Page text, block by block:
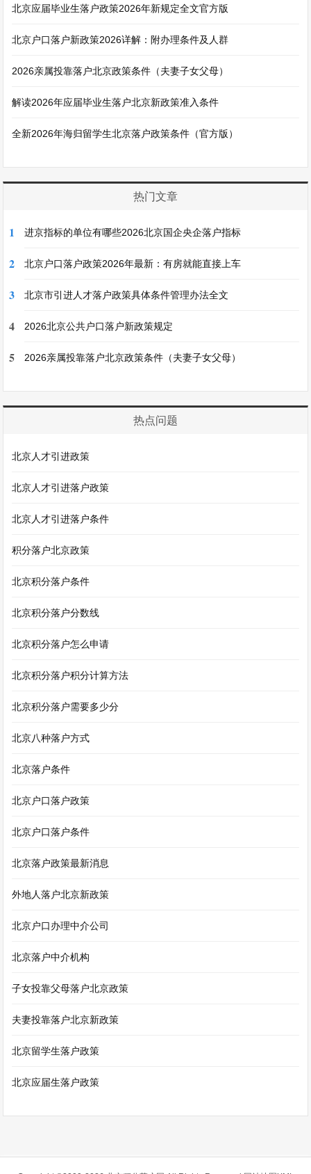
北京应届毕业生落户政策2026年新规定全文官方版
北京户口落户新政策2026详解：附办理条件及人群
2026亲属投靠落户北京政策条件（夫妻子女父母）
解读2026年应届毕业生落户北京新政策准入条件
全新2026年海归留学生北京落户政策条件（官方版）
热门文章
1 进京指标的单位有哪些2026北京国企央企落户指标
2 北京户口落户政策2026年最新：有房就能直接上车
3 北京市引进人才落户政策具体条件管理办法全文
4 2026北京公共户口落户新政策规定
5 2026亲属投靠落户北京政策条件（夫妻子女父母）
热点问题
北京人才引进政策
北京人才引进落户政策
北京人才引进落户条件
积分落户北京政策
北京积分落户条件
北京积分落户分数线
北京积分落户怎么申请
北京积分落户积分计算方法
北京积分落户需要多少分
北京八种落户方式
北京落户条件
北京户口落户政策
北京户口落户条件
北京落户政策最新消息
外地人落户北京新政策
北京户口办理中介公司
北京落户中介机构
子女投靠父母落户北京政策
夫妻投靠落户北京新政策
北京留学生落户政策
北京应届生落户政策